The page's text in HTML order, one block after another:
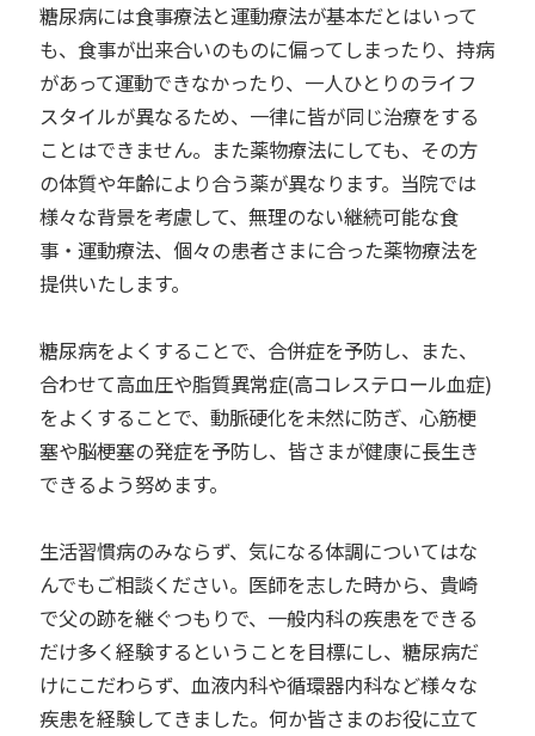
糖尿病には食事療法と運動療法が基本だとはいって
も、食事が出来合いのものに偏ってしまったり、持病
があって運動できなかったり、一人ひとりのライフ
スタイルが異なるため、一律に皆が同じ治療をする
ことはできません。また薬物療法にしても、その方
の体質や年齢により合う薬が異なります。当院では
様々な背景を考慮して、無理のない継続可能な食
事・運動療法、個々の患者さまに合った薬物療法を
提供いたします。
糖尿病をよくすることで、合併症を予防し、また、
合わせて高血圧や脂質異常症(高コレステロール血症)
をよくすることで、動脈硬化を未然に防ぎ、心筋梗
塞や脳梗塞の発症を予防し、皆さまが健康に長生き
できるよう努めます。
生活習慣病のみならず、気になる体調についてはな
んでもご相談ください。医師を志した時から、貴崎
で父の跡を継ぐつもりで、一般内科の疾患をできる
だけ多く経験するということを目標にし、糖尿病だ
けにこだわらず、血液内科や循環器内科など様々な
疾患を経験してきました。何か皆さまのお役に立て